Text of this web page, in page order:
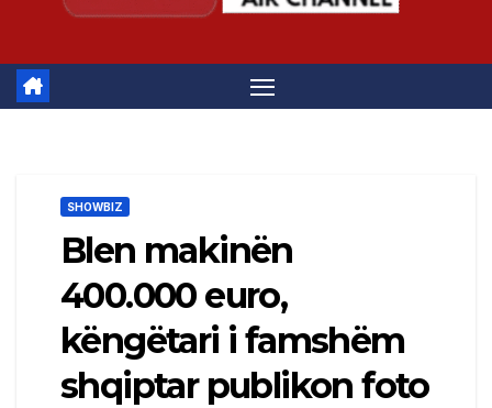
SHOWBIZ
Blen makinën
400.000 euro,
këngëtari i famshëm
shqiptar publikon foto